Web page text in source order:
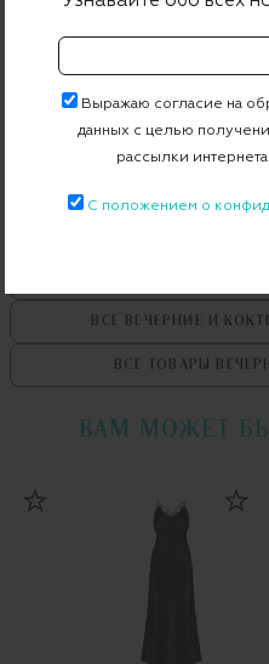
Артикул
Бесплатная примерка в
Примерка при доставке
ВСЕ ВЕЧЕРНИЕ И
ВСЕ ТОВАРЫ
ВАМ МОЖЕТ
Выражаю согласие на
данных с целью
рассылки
С положением о